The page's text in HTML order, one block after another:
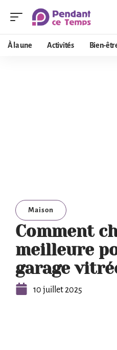
À la une Activités Bien-
Maison
Comment
meilleure
garage
10 juillet 2025